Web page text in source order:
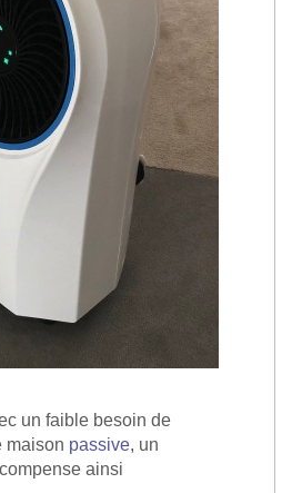
un faible besoin de
maison passive, un
ainsi